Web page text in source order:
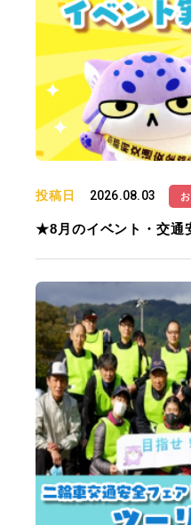
投稿日 2026.08.03
★8月のイベント・交通